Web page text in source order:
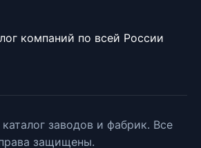
компаний по всей России
заводов и фабрик. Все
защищены.